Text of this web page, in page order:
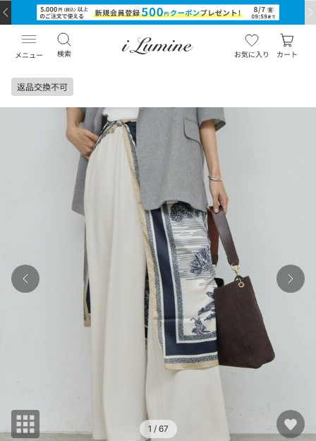
メニュー 検索 お気に入り カート
返品交換不可
1 / 67